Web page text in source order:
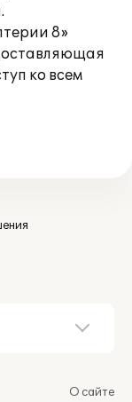
8»
ко всем
О сайте